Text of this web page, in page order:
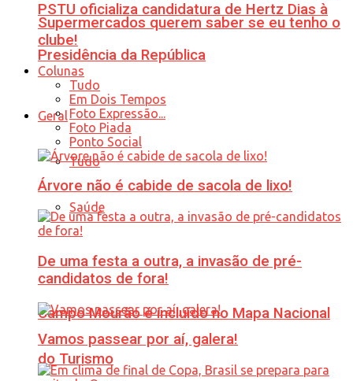
PSTU oficializa candidatura de Hertz Dias à
Presidência da República
Geral
Tudo
Saúde
Campo Mourão é incluído no Mapa Nacional
do Turismo
Supermercados querem saber se eu tenho o
clube!
Colunas
Tudo
Em Dois Tempos
Foto Expressão...
Foto Piada
Ponto Social
Árvore não é cabide de sacola de lixo!
De uma festa a outra, a invasão de pré-
candidatos de fora!
Vamos passear por aí, galera!